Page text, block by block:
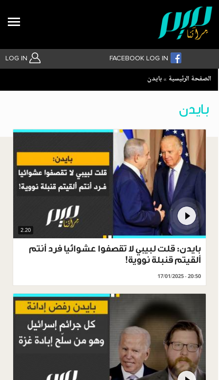
LOG IN FACEBOOK LOG IN
Breadcrumb
الصفحة الرئيسية بايدن
بايدن
2.20
بايدن: قلت لبيبي لا تقصفوا عشوائيا فرد أنتم
ألقيتم قنبلة نووية!
17/01/2025 - 20:50